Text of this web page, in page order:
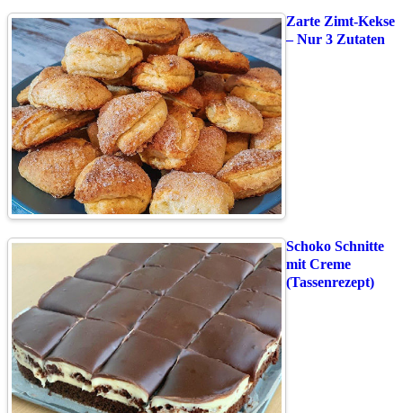
Zarte Zimt-Kekse
– Nur 3 Zutaten
Schoko Schnitte
mit Creme
(Tassenrezept)